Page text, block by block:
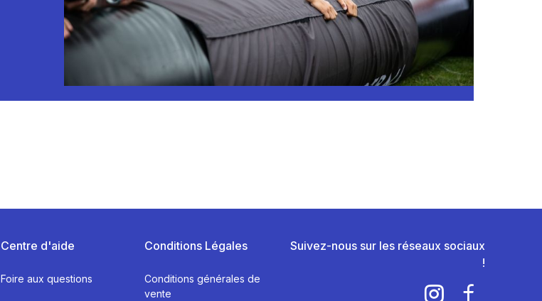
Centre d'aide
Foire aux questions
Conditions Légales
Conditions générales de
vente
Suivez-nous sur les réseaux sociaux
!